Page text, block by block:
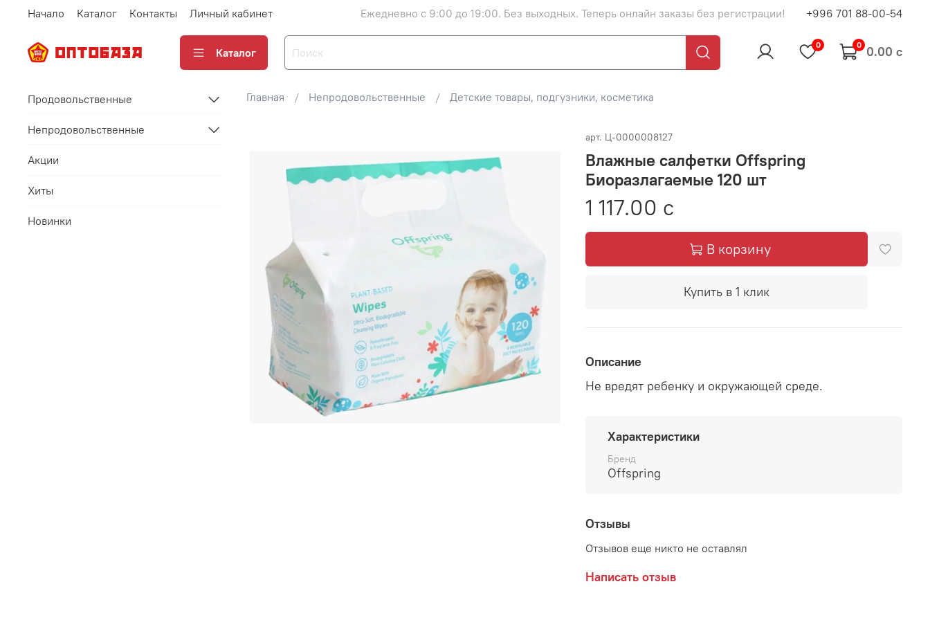
Начало Каталог Контакты Личный кабинет Ежедневно с 9:00 до 19:00. Без выходных. Теперь онлайн заказы без регистрации! +996 701 88-00-54
Каталог
0 0 0.00 с
Главная Непродовольственные Детские товары, подгузники, косметика
арт. Ц-0000008127
Влажные салфетки Offspring
Биоразлагаемые 120 шт
1 117.00 с
В корзину
Купить в 1 клик
Описание
Не вредят ребенку и окружающей среде.
Характеристики
Бренд
Offspring
Отзывы
Отзывов еще никто не оставлял
Написать отзыв
Продовольственные
Непродовольственные
Акции
Хиты
Новинки